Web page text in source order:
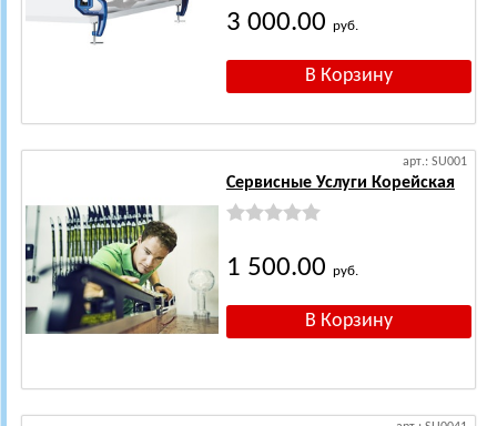
3 000.00 руб.
арт.: SU001
Сервисные Услуги Корейская
1 500.00 руб.